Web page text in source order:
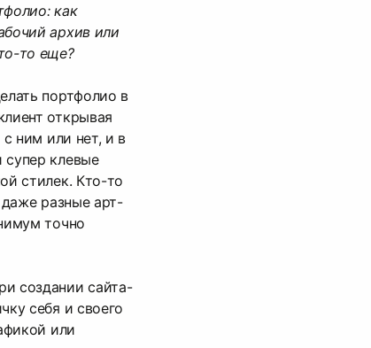
как
архив или
то еще?
портфолио в
открывая
ним или нет, и в
супер клевые
стилек. Кто-то
даже разные арт-
точно
создании сайта-
себя и своего
или